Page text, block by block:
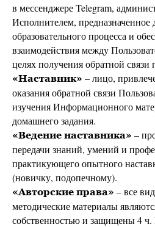
в мессенджере Telegram,
Исполнителем, предназначенное
образовательного процесса и
взаимодействия между
целях получения обратной
«Наставник» – лицо,
оказания обратной связи
изучения Информационного
домашнего задания.
«Ведение наставника» –
передачи знаний, умений и
практикующего опытного
(новичку, подопечному).
«Авторские права» – все
методические материалы
собственностью и защищены 4